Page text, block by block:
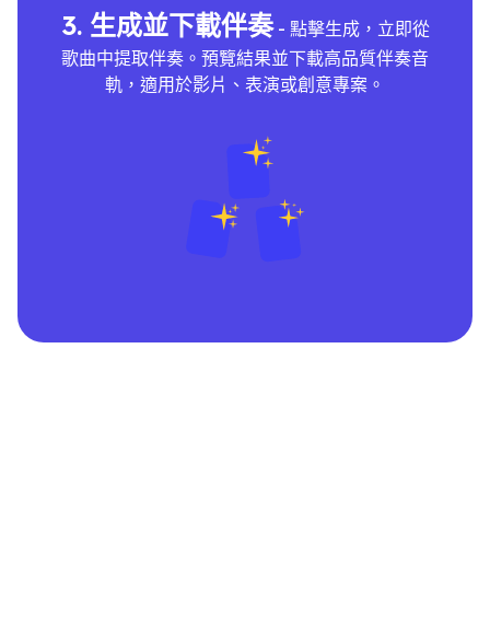
3. 生成並下載伴奏- 點擊生成，立即從
歌曲中提取伴奏。預覽結果並下載高品質伴奏音
軌，適用於影片、表演或創意專案。